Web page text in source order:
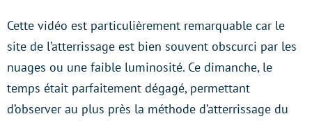
Cette vidéo est particulièrement remarquable car le
site de l’atterrissage est bien souvent obscurci par les
nuages ou une faible luminosité. Ce dimanche, le
temps était parfaitement dégagé, permettant
d’observer au plus près la méthode d’atterrissage du